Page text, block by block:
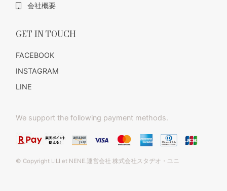
会社概要
GET IN TOUCH
FACEBOOK
INSTAGRAM
LINE
We support the following payment methods.
© Copyright LILI et NENE.運営会社 株式会社スタヂオ・ユニ